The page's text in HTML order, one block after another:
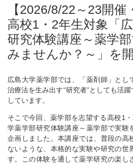
【2026/8/22～23開催
高校1・2年生対象「
研究体験講座～薬学
みませんか？～」を
広島大学薬学部では、「薬剤師」とし
治療法を生み出す“研究者”としても活
しています。
そこで今回、薬学部を志望する高校1
学薬学部研究体験講座～薬学部で実験
企画しました。本講座では、普段の高
ないような、本格的な実験や研究の世
す。この体験を通して薬学研究の楽し